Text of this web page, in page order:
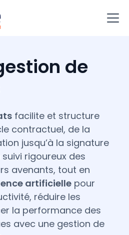
de
facilite et structure
contractuel, de la
jusqu’à la signature
rigoureux des
avenants, tout en
artificielle pour
réduire les
la performance des
avec une gestion de